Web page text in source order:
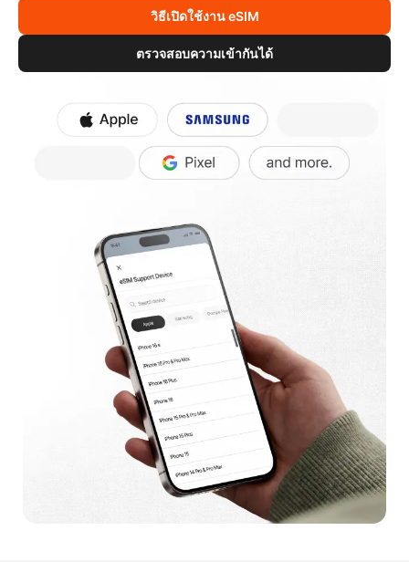
วิธีเปิดใช้งาน eSIM
ตรวจสอบความเข้ากันได้